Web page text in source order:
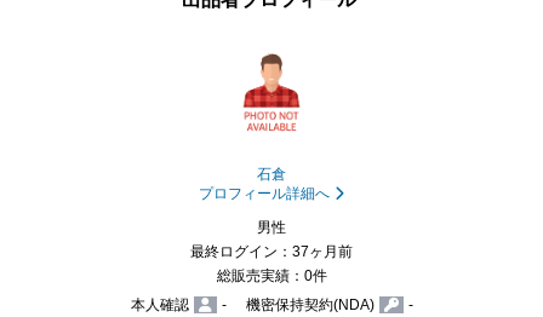
石倉
プロフィール詳細へ
男性
最終ログイン：37ヶ月前
総販売実績：0件
本人確認
- 機密保持契約(NDA) -